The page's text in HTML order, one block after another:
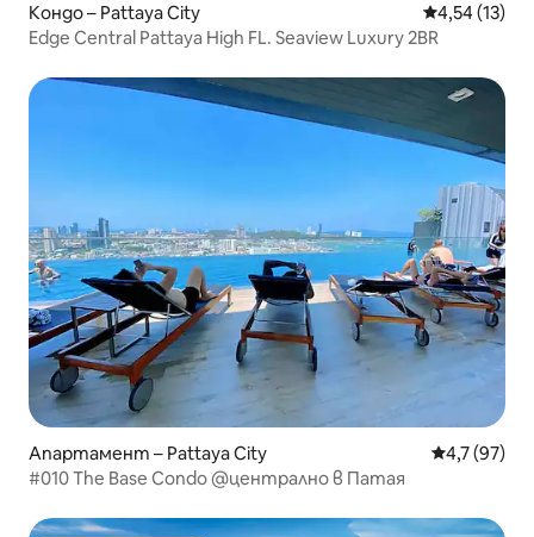
Кондо – Pattaya City Средна
4,54 (13)
Edge Central Pattaya High FL. Seaview Luxury 2BR
Апартамент – Pattaya City Средна
4,7 (97)
#010 The Base Condo @централно в Патая